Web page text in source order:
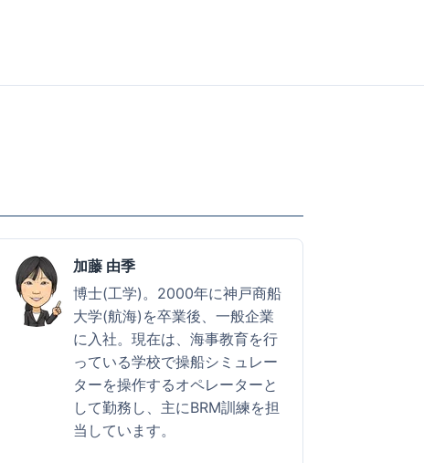
加藤 由季
博士(工学)。2000年に神戸商船
大学(航海)を卒業後、一般企業
に入社。現在は、海事教育を行
っている学校で操船シミュレー
ターを操作するオペレーターと
して勤務し、主にBRM訓練を担
当しています。